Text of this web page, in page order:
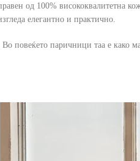
од 100% висококвалитетна
елегантно и практично.
повеќето паричници таа е како